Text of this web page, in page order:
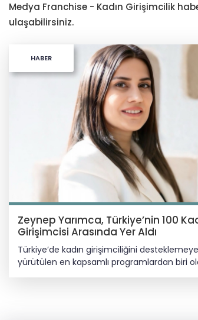
Medya Franchise - Kadın Girişimcilik
ulaşabilirsiniz.
HABER
Zeynep Yarımca, Türkiye’nin 100
Girişimcisi Arasında Yer Aldı
Türkiye’de kadın girişimciliğini
yürütülen en kapsamlı programlardan biri
Üreten Kadınlar Projesi kapsamında yapılan